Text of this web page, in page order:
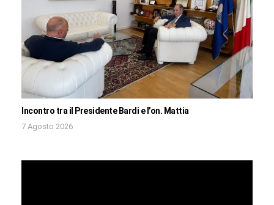
Incontro tra il Presidente Bardi e l’on. Mattia
7 Agosto 2026